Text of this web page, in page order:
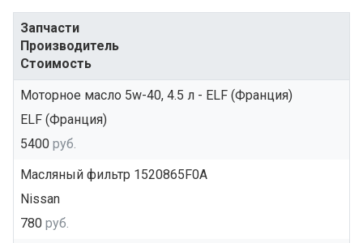
Запчасти
Производитель
Стоимость
Моторное масло 5w-40, 4.5 л - ELF (Франция)
ELF (Франция)
5400 руб.
Масляный фильтр 1520865F0A
Nissan
780 руб.